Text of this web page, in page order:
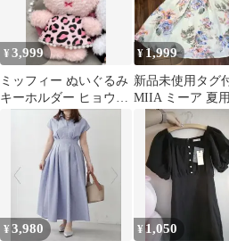
¥3,999
ミッフィー ぬいぐるみ
キーホルダー ヒョウ
柄 ピンク 新品未使
用 MIIA
¥1,999
新品未使用タグ
MIIA ミーア 夏
ワンピース お嬢
リーン
¥3,980 ¥1,050